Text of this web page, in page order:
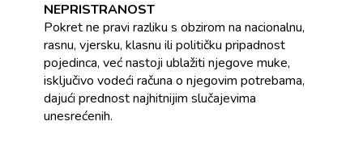
NEPRISTRANOST
Pokret ne pravi razliku s obzirom na nacionalnu,
rasnu, vjersku, klasnu ili političku pripadnost
pojedinca, već nastoji ublažiti njegove muke,
isključivo vodeći računa o njegovim potrebama,
dajući prednost najhitnijim slučajevima
unesrećenih.